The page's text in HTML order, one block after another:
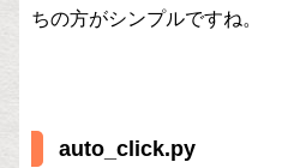
ちの方がシンプルですね。
auto_click.py